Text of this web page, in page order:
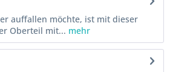
auffallen möchte, ist mit dieser
Oberteil mit... mehr